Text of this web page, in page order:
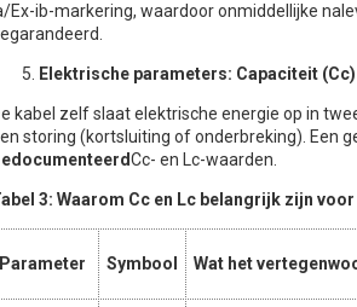
Ex-ib-markering, waardoor onmiddellijke
Elektrische parameters: Capaciteit
kabel zelf slaat elektrische energie op in
storing (kortsluiting of onderbreking). Een
Cc- en Lc-waarden.
3: Waarom Cc en Lc belangrijk zijn
Symbool Wat het